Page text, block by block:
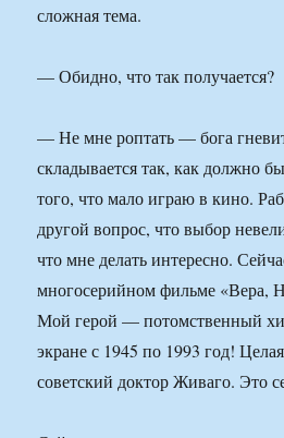
сложная тема.
— Обидно, что так получается?
— Не мне роптать — бога
складывается так, как должно
того, что мало играю в кино.
другой вопрос, что выбор
что мне делать интересно.
многосерийном фильме «Вера,
Мой герой — потомственный
экране с 1945 по 1993 год!
советский доктор Живаго. Это